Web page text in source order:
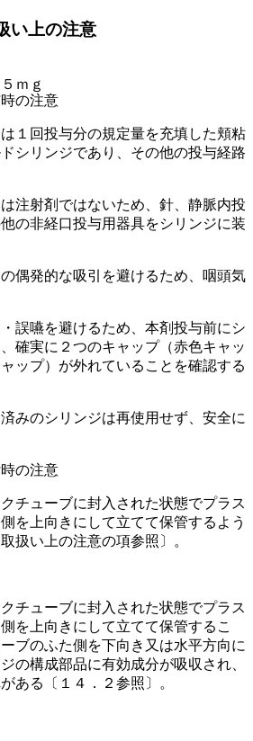
ｍｇ
い上の注意
の注意
１回投与分の規定量を充填した頬粘
シリンジであり、その他の投与経路
注射剤ではないため、針、静脈内投
の非経口投与用器具をシリンジに装
偶発的な吸引を避けるため、咽頭気
誤嚥を避けるため、本剤投与前にシ
確実に２つのキャップ（赤色キャッ
ップ）が外れていることを確認する
みのシリンジは再使用せず、安全に
の注意
チューブに封入された状態でプラス
を上向きにして立てて保管するよう
扱い上の注意の項参照〕。
チューブに封入された状態でプラス
を上向きにして立てて保管するこ
ブのふた側を下向き又は水平方向に
の構成部品に有効成分が吸収され、
ある〔１４．２参照〕。